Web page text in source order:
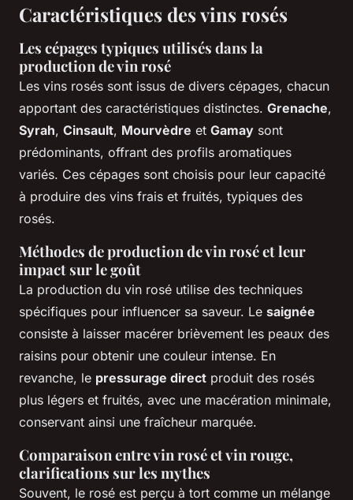
Caractéristiques des vins rosés
Les cépages typiques utilisés dans la
production de vin rosé
Les vins rosés sont issus de divers cépages, chacun
apportant des caractéristiques distinctes. Grenache,
Syrah, Cinsault, Mourvèdre et Gamay sont
prédominants, offrant des profils aromatiques
variés. Ces cépages sont choisis pour leur capacité
à produire des vins frais et fruités, typiques des
rosés.
Méthodes de production de vin rosé et leur
impact sur le goût
La production du vin rosé utilise des techniques
spécifiques pour influencer sa saveur. Le saignée
consiste à laisser macérer brièvement les peaux des
raisins pour obtenir une couleur intense. En
revanche, le pressurage direct produit des rosés
plus légers et fruités, avec une macération minimale,
conservant ainsi une fraîcheur marquée.
Comparaison entre vin rosé et vin rouge,
clarifications sur les mythes
Souvent, le rosé est perçu à tort comme un mélange